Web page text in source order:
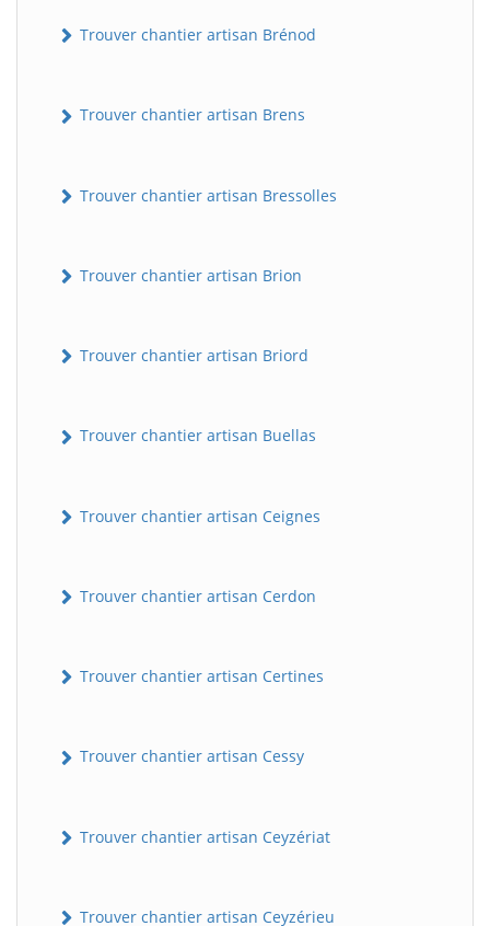
Trouver chantier artisan Brénod
Trouver chantier artisan Brens
Trouver chantier artisan Bressolles
Trouver chantier artisan Brion
Trouver chantier artisan Briord
Trouver chantier artisan Buellas
Trouver chantier artisan Ceignes
Trouver chantier artisan Cerdon
Trouver chantier artisan Certines
Trouver chantier artisan Cessy
Trouver chantier artisan Ceyzériat
Trouver chantier artisan Ceyzérieu